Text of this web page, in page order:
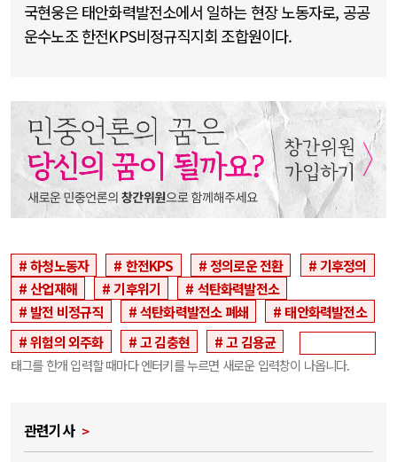
국현웅은 태안화력발전소에서 일하는 현장 노동자로, 공공
운수노조 한전KPS비정규직지회 조합원이다.
하청노동자 한전KPS 정의로운 전환
기후정의
산업재해
기후위기
석탄화력발전소
발전 비정규직
석탄화력발전소 폐쇄
태안화력발전소
위험의 외주화
고 김충현 고 김용균
태그를 한개 입력할 때마다 엔터키를 누르면 새로운 입력창이 나옵니다.
관련기사